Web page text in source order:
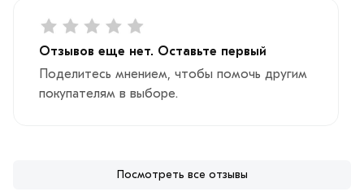
Отзывов еще нет. Оставьте первый
Поделитесь мнением, чтобы помочь другим
покупателям в выборе.
Посмотреть все отзывы